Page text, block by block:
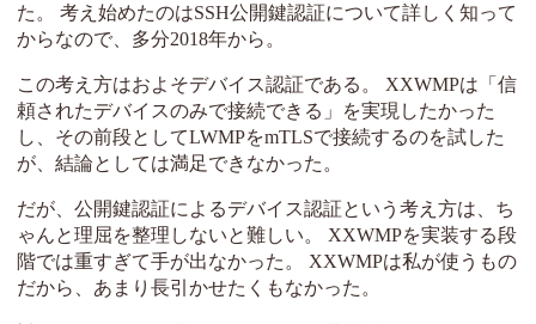
た。 考え始めたのはSSH公開鍵認証について詳しく知って
からなので、多分2018年から。
この考え方はおよそデバイス認証である。 XXWMPは「信
頼されたデバイスのみで接続できる」を実現したかった
し、その前段としてLWMPをmTLSで接続するのを試した
が、結論としては満足できなかった。
だが、公開鍵認証によるデバイス認証という考え方は、ち
ゃんと理屈を整理しないと難しい。 XXWMPを実装する段
階では重すぎて手が出なかった。 XXWMPは私が使うもの
だから、あまり長引かせたくもなかった。